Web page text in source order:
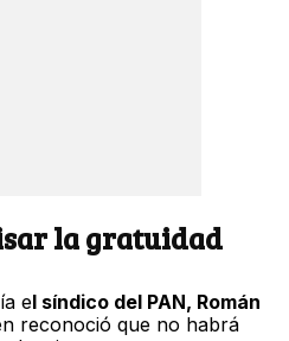
la gratuidad
el síndico del PAN, Román
reconoció que no habrá